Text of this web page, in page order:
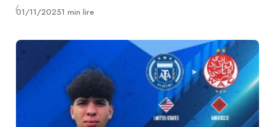
Publié
01/11/20251 min lire